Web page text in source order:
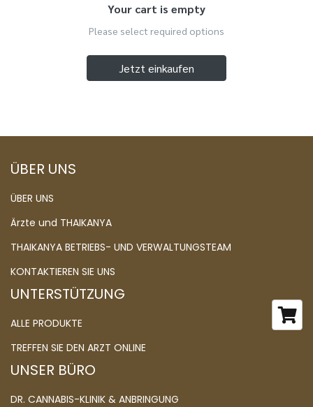
Your cart is empty
Please select required options
Jetzt einkaufen
ÜBER UNS
ÜBER UNS
Ärzte und THAIKANYA
THAIKANYA BETRIEBS- UND VERWALTUNGSTEAM
KONTAKTIEREN SIE UNS
UNTERSTÜTZUNG
ALLE PRODUKTE
TREFFEN SIE DEN ARZT ONLINE
UNSER BÜRO
DR. CANNABIS-KLINIK & ANBRINGUNG